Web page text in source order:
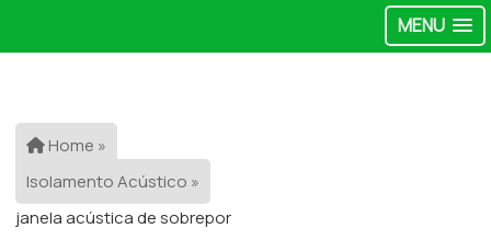
MENU
Home »
Isolamento Acústico »
janela acústica de sobrepor